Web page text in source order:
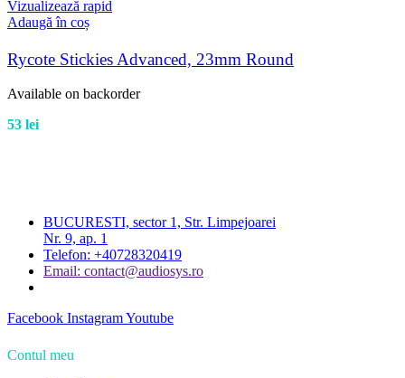
Vizualizează rapid
Adaugă în coș
Rycote Stickies Advanced, 23mm Round
Available on backorder
53 lei
BUCURESTI, sector 1, Str. Limpejoarei
Nr. 9, ap. 1
Telefon: +40728320419
Email: contact@audiosys.ro
Facebook InstagramYoutube
Contul meu